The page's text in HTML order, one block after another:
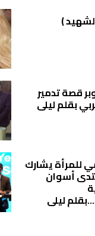
)
٦ أكتوبر قصة تدمير
بقلم ليلى
للمرأة يشارك
أسوان
ليلى